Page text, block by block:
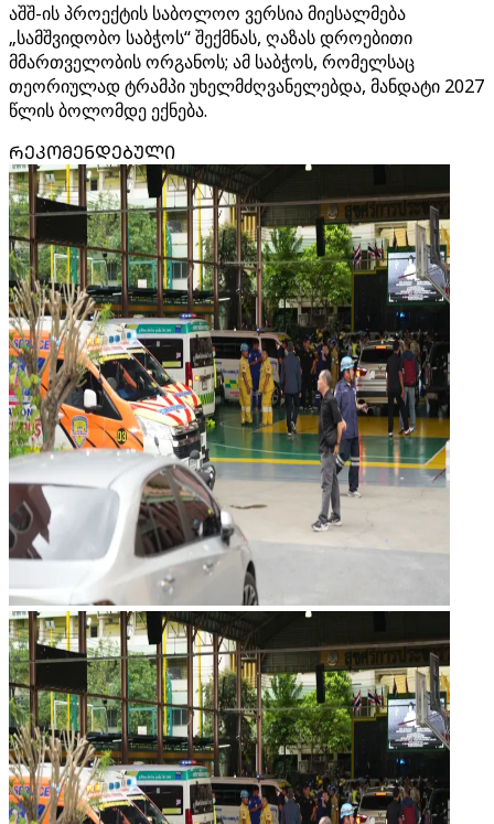
აშშ-ის პროექტის საბოლოო ვერსია მიესალმება
„სამშვიდობო საბჭოს“ შექმნას, ღაზას დროებითი
მმართველობის ორგანოს; ამ საბჭოს, რომელსაც
თეორიულად ტრამპი უხელმძღვანელებდა, მანდატი 2027
წლის ბოლომდე ექნება.
ᲠᲔᲙᲝᲛᲔᲜᲓᲔᲑᲣᲚᲘ